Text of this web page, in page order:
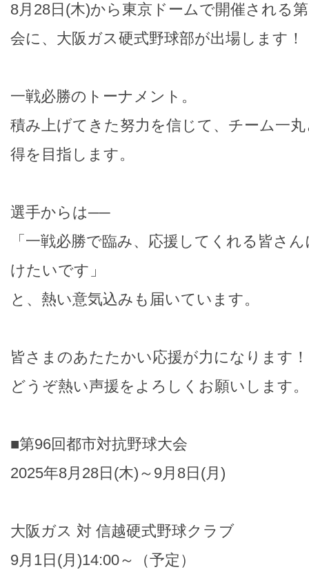
8月28日(木)から東京ドームで開催される
会に、大阪ガス硬式野球部が出場します！
一戦必勝のトーナメント。
積み上げてきた努力を信じて、チーム一
得を目指します。
選手からは──
「一戦必勝で臨み、応援してくれる皆さ
けたいです」
と、熱い意気込みも届いています。
皆さまのあたたかい応援が力になります！
どうぞ熱い声援をよろしくお願いします。
■第96回都市対抗野球大会
2025年8月28日(木)～9月8日(月)
大阪ガス 対 信越硬式野球クラブ
9月1日(月)14:00～（予定）